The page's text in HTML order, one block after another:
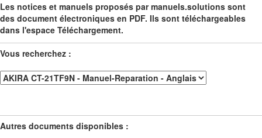
Les notices et manuels proposés par manuels.solutions sont
des document électroniques en PDF. Ils sont téléchargeables
dans l'espace Téléchargement.
Vous recherchez :
Autres documents disponibles :